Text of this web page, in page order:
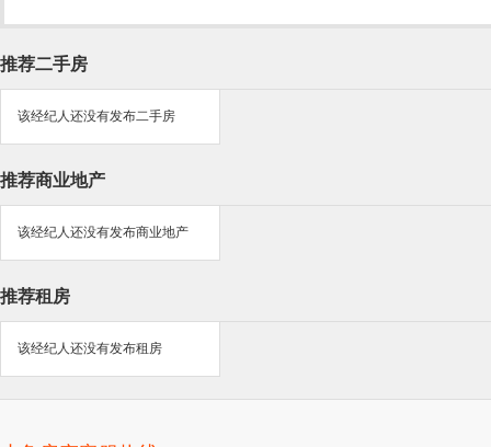
推荐二手房
该经纪人还没有发布二手房
推荐商业地产
该经纪人还没有发布商业地产
推荐租房
该经纪人还没有发布租房